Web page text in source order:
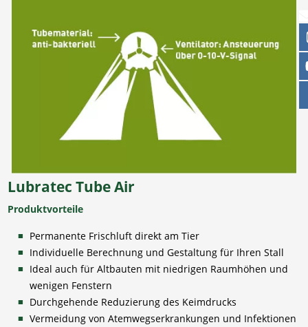
Lubratec Tube Air
Produktvorteile
Permanente Frischluft direkt am Tier
Individuelle Berechnung und Gestaltung für Ihren Stall
Ideal auch für Altbauten mit niedrigen Raumhöhen und
wenigen Fenstern
Durchgehende Reduzierung des Keimdrucks
Vermeidung von Atemwegserkrankungen und Infektionen